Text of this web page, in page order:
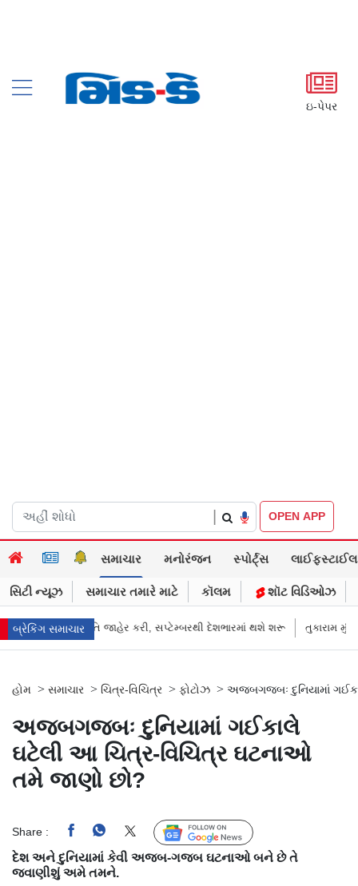
ઇ-પેપર
OPEN APP
સમાચાર મનોરંજન સ્પોર્ટ્સ લાઈફસ્ટાઈલ
સિટી ન્યૂઝ સમાચાર તમારે માટે કૉલમ શૉટ વિડિઓઝ
બ્રેકિંગ સમાચાર
કરી, સપ્ટેમ્બરથી દેશભારમાં થશે શરૂ તુકારામ મુંઢે On Fire: "સરકારી
હોમ > સમાચાર > ચિત્ર-વિચિત્ર > ફોટોઝ > અજબગજબઃ દુનિયામાં
અજબગજબઃ દુનિયામાં ગઈકાલે
ઘટેલી આ ચિત્ર-વિચિત્ર ઘટનાઓ
તમે જાણો છો?
Share : Follow Us
દેશ અને દુનિયામાં કેવી અજબ-ગજબ ઘટનાઓ બને છે તે
જવાણીશું અમે તમને.